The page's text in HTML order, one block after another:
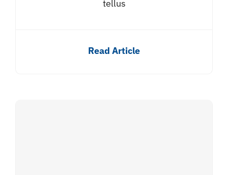
tellus
Read Article